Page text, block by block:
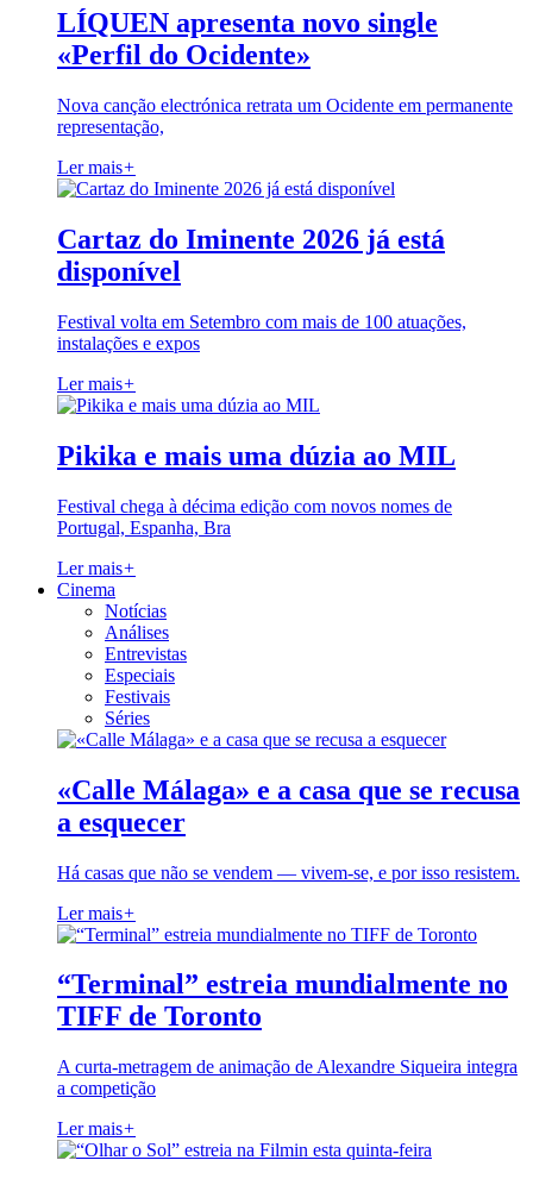
LÍQUEN apresenta novo single
«Perfil do Ocidente»
Nova canção electrónica retrata um Ocidente em permanente
representação,
Ler mais+
Cartaz do Iminente 2026 já está
disponível
Festival volta em Setembro com mais de 100 atuações,
instalações e expos
Ler mais+
Pikika e mais uma dúzia ao MIL
Festival chega à décima edição com novos nomes de
Portugal, Espanha, Bra
Ler mais+
Cinema
Notícias
Análises
Entrevistas
Especiais
Festivais
Séries
«Calle Málaga» e a casa que se recusa
a esquecer
Há casas que não se vendem — vivem-se, e por isso resistem.
Ler mais+
“Terminal” estreia mundialmente no
TIFF de Toronto
A curta-metragem de animação de Alexandre Siqueira integra
a competição
Ler mais+